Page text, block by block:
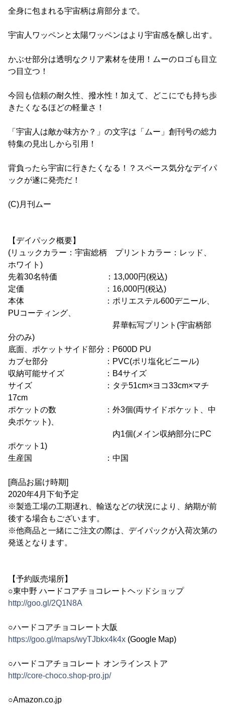
全身に包まれる宇宙柄は肩部分まで。
宇宙人ワッペンと太陽ワッペンはより宇宙感を醸し出す。
かぶせ部分は透明なクリア素材を使用！ムーのロゴも目立
つ目立つ！
今回も信頼の耐久性、撥水性！加えて、どこにでも持ち歩
きたくなるほどの軽量さ！
「宇宙人は敵か味方か？」の文字は「ムー」創刊号の総力
特集の見出しから引用！
背負ったら宇宙に行きたくなる！？スペース気分なデイパ
ックが遂に発売だ！
(C)月刊ムー
【デイパック概要】
(リュックカラー：宇宙総柄 プリントカラー：レッド、
ホワイト)
先着30名特価 ：13,000円(税込)
定価 ：16,000円(税込)
本体 ：ポリエステル600デニール、
PUコーティング、
昇華転写プリント(宇宙柄部
分のみ)
底面、ポケットサイド部分：P600D PU
カブセ部分 ：PVC(ポリ塩化ビニール)
収納可能サイズ ：B4サイズ
サイズ ：タテ51cm×ヨコ33cm×マチ
17cm
ポケットの数 ：外3個(両サイドポケット、中
央ポケット)、
内1個(メイン収納部分にPC
ポケット1)
生産国 ：中国
[商品お届け時期]
2020年4月下旬予定
※製造工場の工期遅れ、輸送などの状況により、納期が前
後する場合もございます。
※他商品と一緒にご注文の際は、デイパックが入荷次第の
発送となります。
【予約販売場所】
○東中野 ハードコアチョコレートヘッドショップ
http://goo.gl/2Q1N8A
○ハードコアチョコレート大阪
https://goo.gl/maps/wyTJbkx4k4x (Google Map)
○ハードコアチョコレート オンラインストア
http://core-choco.shop-pro.jp/
○Amazon.co.jp